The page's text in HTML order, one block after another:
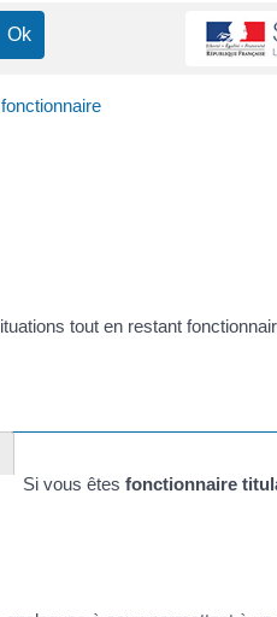
tout en restant
Si vous êtes fonctionnaire